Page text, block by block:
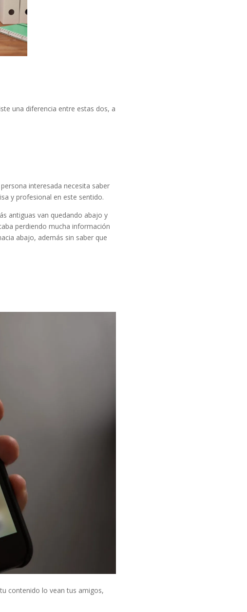
una diferencia entre estas dos, a
interesada necesita saber
y profesional en este sentido.
antiguas van quedando abajo y
perdiendo mucha información
abajo, además sin saber que
contenido lo vean tus amigos,